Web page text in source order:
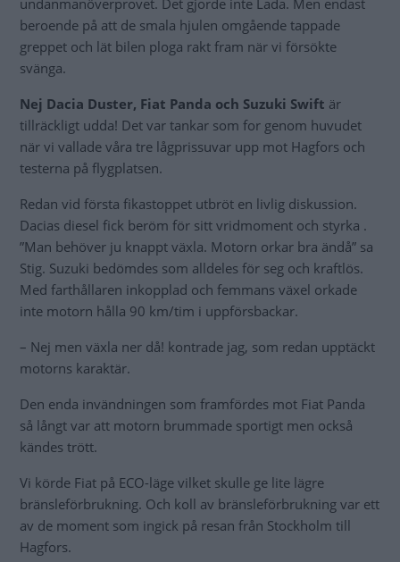
beroende på att de smala hjulen omgående tappade
greppet och lät bilen ploga rakt fram när vi försökte
svänga.
Nej Dacia Duster, Fiat Panda och Suzuki Swift är
tillräckligt udda! Det var tankar som for genom huvudet
när vi vallade våra tre lågprissuvar upp mot Hagfors och
testerna på flygplatsen.
Redan vid första fikastoppet utbröt en livlig diskussion.
Dacias diesel fick beröm för sitt vridmoment och styrka .
”Man behöver ju knappt växla. Motorn orkar bra ändå” sa
Stig. Suzuki bedömdes som alldeles för seg och kraftlös.
Med farthållaren inkopplad och femmans växel orkade
inte motorn hålla 90 km/tim i uppförsbackar.
– Nej men växla ner då! kontrade jag, som redan upptäckt
motorns karaktär.
Den enda invändningen som framfördes mot Fiat Panda
så långt var att motorn brummade sportigt men också
kändes trött.
Vi körde Fiat på ECO-läge vilket skulle ge lite lägre
bränsleförbrukning. Och koll av bränsleförbrukning var ett
av de moment som ingick på resan från Stockholm till
Hagfors.